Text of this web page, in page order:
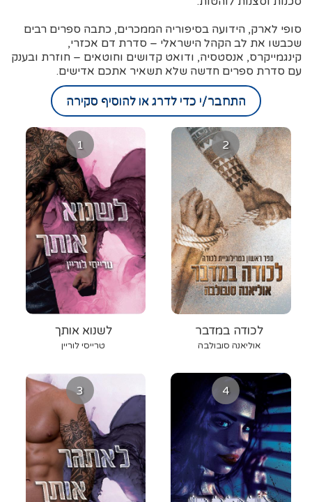
סופי לארק, הידועה בסיפוריה הממכרים, כתבה ספרים רבים
שכבשו את לב הקהל הישראלי – סדרת דם אכזרי,
קינגמייקרס, אנסטסיה, ודואט קדושים וחוטאים – חוזרת ובענק
עם סדרת ספרים חדשה שלא תשאיר אתכם אדישים.
התחבר/י כדי לדרג או להוסיף סקירה
1
לשנוא אותך
טרייסי לוריין
2
לכודה במדבר
אוליאנה סובולבה
3 4